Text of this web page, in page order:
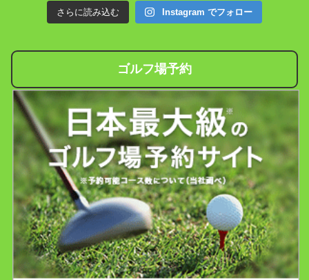
さらに読み込む Instagram でフォロー
ゴルフ場予約